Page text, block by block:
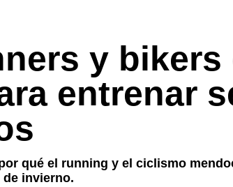
y bikers
entrenar
qué el running y el ciclismo
invierno.